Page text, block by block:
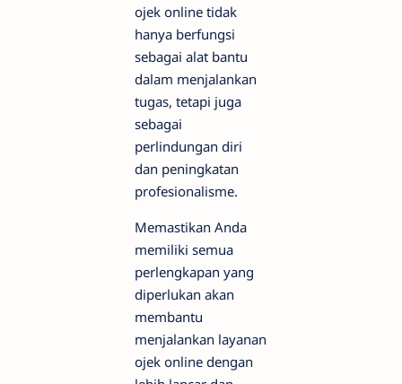
ojek online tidak
hanya berfungsi
sebagai alat bantu
dalam menjalankan
tugas, tetapi juga
sebagai
perlindungan diri
dan peningkatan
profesionalisme.
Memastikan Anda
memiliki semua
perlengkapan yang
diperlukan akan
membantu
menjalankan layanan
ojek online dengan